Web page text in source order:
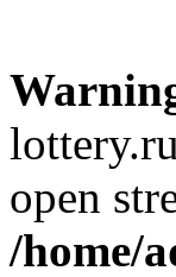
open
/home/